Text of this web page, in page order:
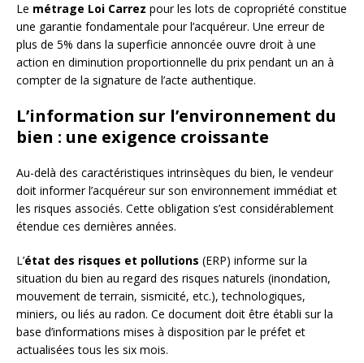
Le métrage Loi Carrez pour les lots de copropriété constitue
une garantie fondamentale pour l’acquéreur. Une erreur de
plus de 5% dans la superficie annoncée ouvre droit à une
action en diminution proportionnelle du prix pendant un an à
compter de la signature de l’acte authentique.
L’information sur l’environnement du
bien : une exigence croissante
Au-delà des caractéristiques intrinsèques du bien, le vendeur
doit informer l’acquéreur sur son environnement immédiat et
les risques associés. Cette obligation s’est considérablement
étendue ces dernières années.
L’état des risques et pollutions (ERP) informe sur la
situation du bien au regard des risques naturels (inondation,
mouvement de terrain, sismicité, etc.), technologiques,
miniers, ou liés au radon. Ce document doit être établi sur la
base d’informations mises à disposition par le préfet et
actualisées tous les six mois.